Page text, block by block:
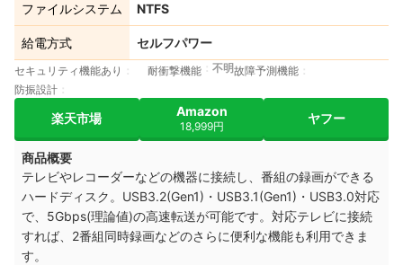
ファイルシステム NTFS
給電方式 セルフパワー
セキュリティ機能あり 耐衝撃機能 不明故障予測機能
防振設計
楽天市場 Amazon
18,999円
ヤフー
商品概要
テレビやレコーダーなどの機器に接続し、番組の録画ができる
ハードディスク。USB3.2(Gen1)・USB3.1(Gen1)・USB3.0対応
で、5Gbps(理論値)の高速転送が可能です。対応テレビに接続
すれば、2番組同時録画などのさらに便利な機能も利用できま
す。